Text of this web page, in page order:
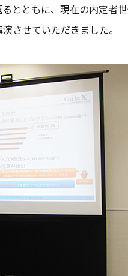
とともに、現在の内定者
させていただきました。